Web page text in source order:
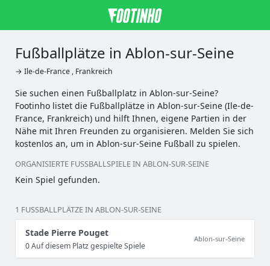
Fußballplätze in Ablon-sur-Seine
→ Ile-de-France , Frankreich
Sie suchen einen Fußballplatz in Ablon-sur-Seine?
Footinho listet die Fußballplätze in Ablon-sur-Seine (Ile-de-
France, Frankreich) und hilft Ihnen, eigene Partien in der
Nähe mit Ihren Freunden zu organisieren. Melden Sie sich
kostenlos an, um in Ablon-sur-Seine Fußball zu spielen.
ORGANISIERTE FUSSBALLSPIELE IN ABLON-SUR-SEINE
Kein Spiel gefunden.
1 FUSSBALLPLÄTZE IN ABLON-SUR-SEINE
Stade Pierre Pouget
0 Auf diesem Platz gespielte Spiele
Ablon-sur-Seine